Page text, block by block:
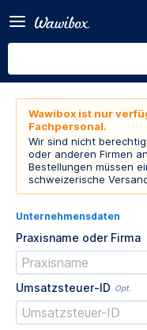
Wawibox ist nur
Fachpersonal.
Wir sind nicht
oder anderen Firmen
Bestellungen müssen
schweizerische
Unternehmensdaten
Praxisname oder Firma
Umsatzsteuer-ID Opt.